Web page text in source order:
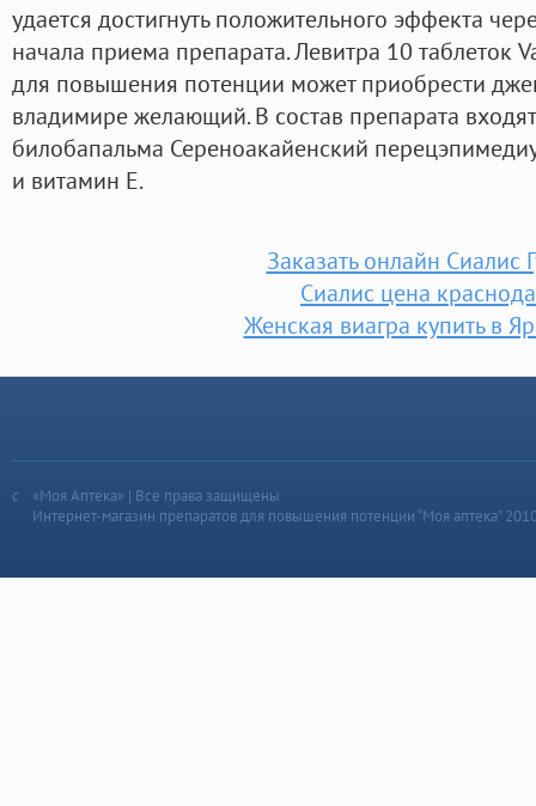
удается достигнуть положительного эффекта
начала приема препарата. Левитра 10 таблеток
для повышения потенции может приобрести
владимире желающий. В состав препарата
билобапальма Сереноакайенский
и витамин E.
Заказать онлайн Сиалис
Сиалис цена
Женская виагра купить в
«Моя Аптека» | Все права защищены
Интернет-магазин препаратов для повышения потенции “Моя аптека”